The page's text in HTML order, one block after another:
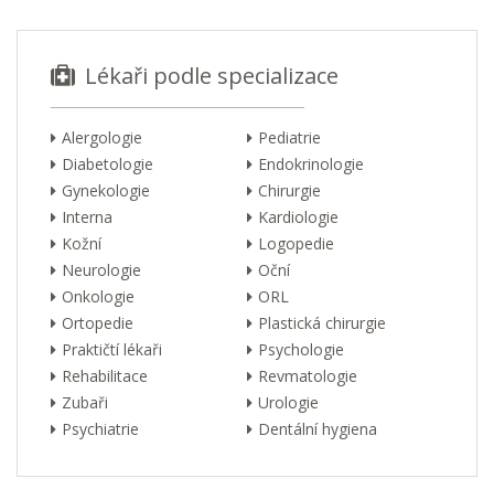
Lékaři podle specializace
Alergologie
Pediatrie
Diabetologie
Endokrinologie
Gynekologie
Chirurgie
Interna
Kardiologie
Kožní
Logopedie
Neurologie
Oční
Onkologie
ORL
Ortopedie
Plastická chirurgie
Praktičtí lékaři
Psychologie
Rehabilitace
Revmatologie
Zubaři
Urologie
Psychiatrie
Dentální hygiena